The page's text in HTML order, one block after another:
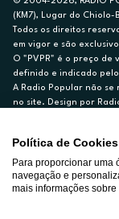
(KM7), Lugar do
Todos os direitos
em vigor e são
O "PVPR" é o preço de
definido e indicado
A Radio Popular não
no site. Design por
Ex. para limite de
14,79%.
Crédito sujeito a
Finance, S.A., Sucursal
Política de Cookies
Para proporcionar uma
navegação e
mais informações